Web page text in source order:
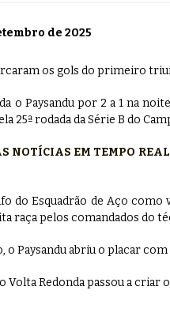
de 2025
os gols do primeiro
o Paysandu por 2 a 1 na
25ª rodada da Série B do
NOTÍCIAS EM TEMPO
do Esquadrão de Aço
raça pelos comandados do
Paysandu abriu o placar
Volta Redonda passou a